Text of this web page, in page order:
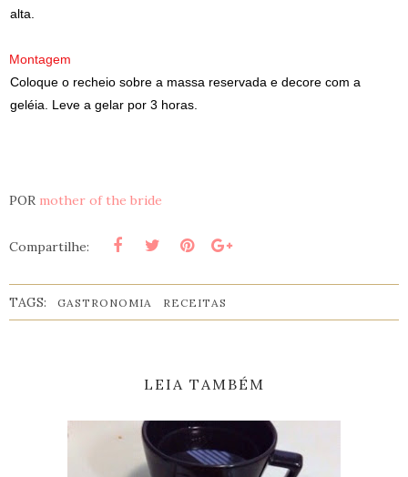
alta.
Montagem
Coloque o recheio sobre a massa reservada e decore com a
geléia. Leve a gelar por 3 horas.
POR mother of the bride
Compartilhe:
TAGS: GASTRONOMIA RECEITAS
LEIA TAMBÉM